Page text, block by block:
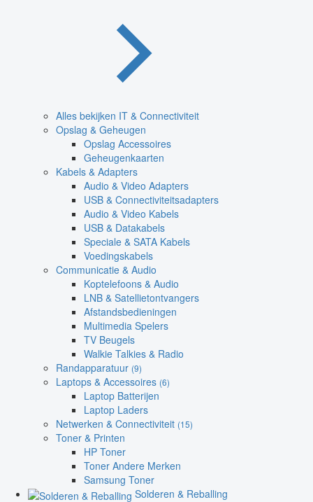
Alles bekijken IT & Connectiviteit
Opslag & Geheugen
Opslag Accessoires
Geheugenkaarten
Kabels & Adapters
Audio & Video Adapters
USB & Connectiviteitsadapters
Audio & Video Kabels
USB & Datakabels
Speciale & SATA Kabels
Voedingskabels
Communicatie & Audio
Koptelefoons & Audio
LNB & Satellietontvangers
Afstandsbedieningen
Multimedia Spelers
TV Beugels
Walkie Talkies & Radio
Randapparatuur (9)
Laptops & Accessoires (6)
Laptop Batterijen
Laptop Laders
Netwerken & Connectiviteit (15)
Toner & Printen
HP Toner
Toner Andere Merken
Samsung Toner
Solderen & Reballing